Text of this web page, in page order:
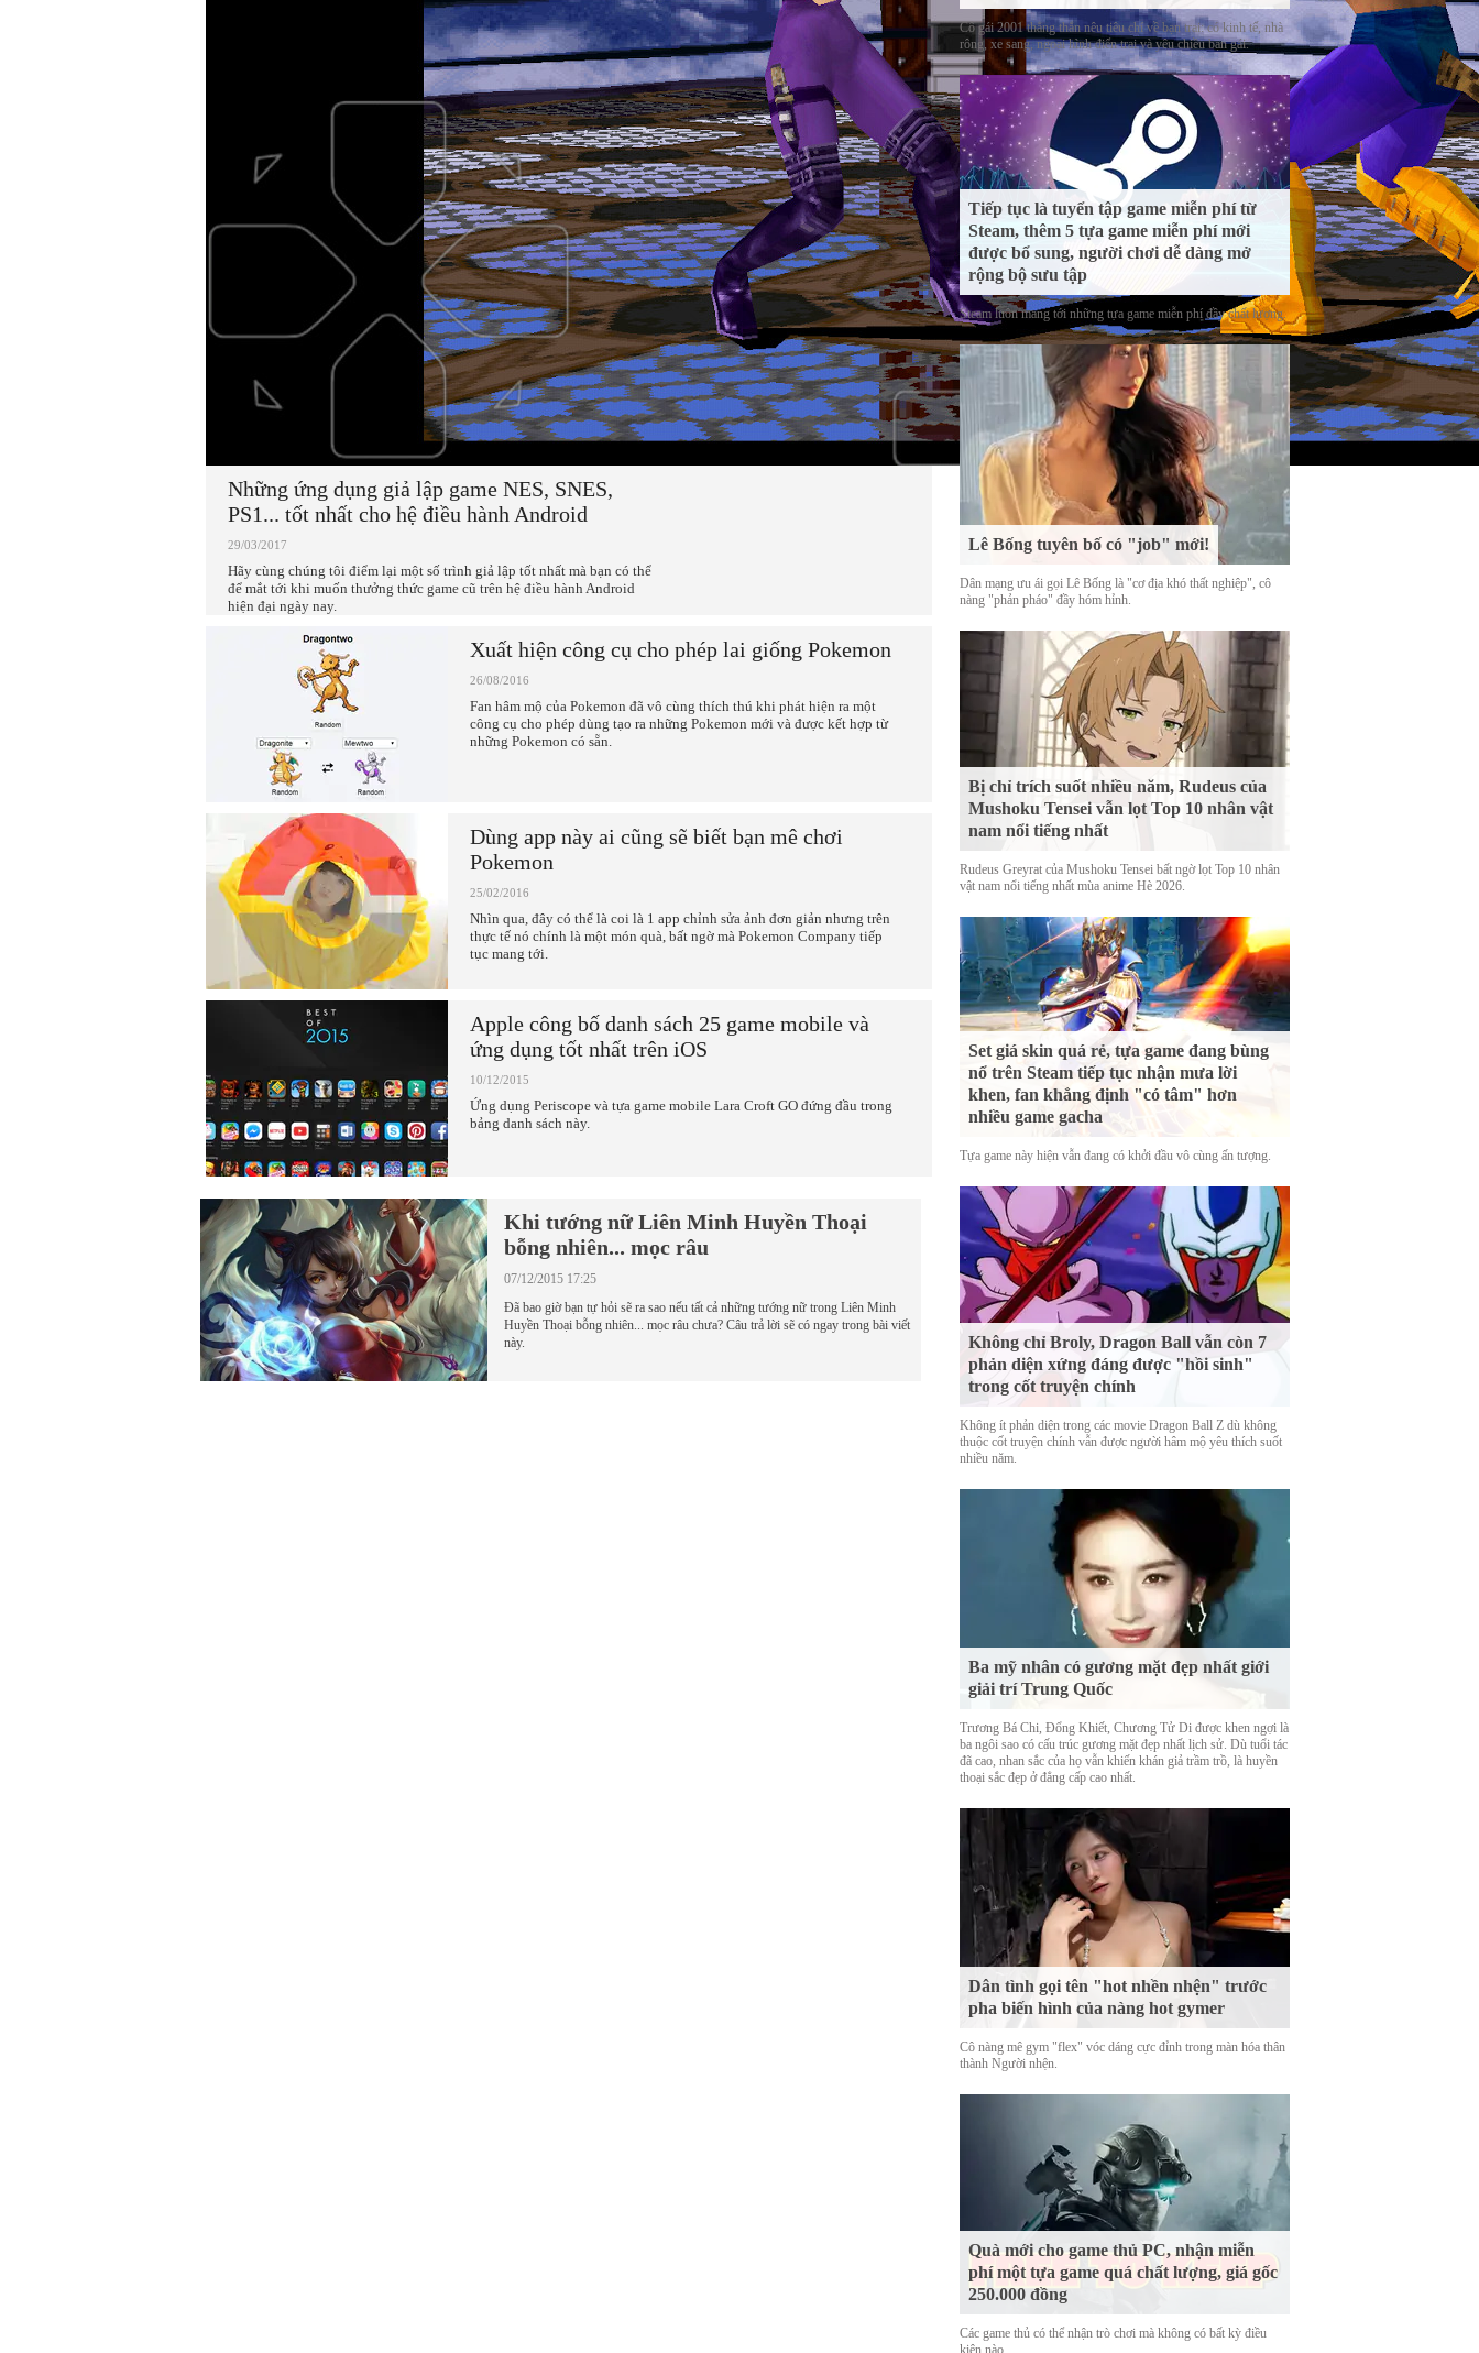
Những ứng dụng giả lập game NES, SNES,
PS1... tốt nhất cho hệ điều hành Android
29/03/2017
Hãy cùng chúng tôi điểm lại một số trình giả lập tốt nhất mà bạn có thể
để mắt tới khi muốn thưởng thức game cũ trên hệ điều hành Android
hiện đại ngày nay.
Xuất hiện công cụ cho phép lai giống Pokemon
26/08/2016
Fan hâm mộ của Pokemon đã vô cùng thích thú khi phát hiện ra một
công cụ cho phép dùng tạo ra những Pokemon mới và được kết hợp từ
những Pokemon có sẵn.
Dùng app này ai cũng sẽ biết bạn mê chơi
Pokemon
25/02/2016
Nhìn qua, đây có thể là coi là 1 app chỉnh sửa ảnh đơn giản nhưng trên
thực tế nó chính là một món quà, bất ngờ mà Pokemon Company tiếp
tục mang tới.
Apple công bố danh sách 25 game mobile và
ứng dụng tốt nhất trên iOS
10/12/2015
Ứng dụng Periscope và tựa game mobile Lara Croft GO đứng đầu trong
bảng danh sách này.
Khi tướng nữ Liên Minh Huyền Thoại
bỗng nhiên... mọc râu
07/12/2015 17:25
Đã bao giờ bạn tự hỏi sẽ ra sao nếu tất cả những tướng nữ trong Liên Minh
Huyền Thoại bỗng nhiên... mọc râu chưa? Câu trả lời sẽ có ngay trong bài viết
này.
Cô gái 2001 thẳng thắn nêu tiêu chí về bạn trai: có kinh tế, nhà
rộng, xe sang, ngoại hình điển trai và yêu chiều bạn gái.
Tiếp tục là tuyển tập game miễn phí từ
Steam, thêm 5 tựa game miễn phí mới
được bổ sung, người chơi dễ dàng mở
rộng bộ sưu tập
Steam luôn mang tới những tựa game miễn phí đầy chất lượng.
Lê Bống tuyên bố có "job" mới!
Dân mạng ưu ái gọi Lê Bống là "cơ địa khó thất nghiệp", cô
nàng "phản pháo" đầy hóm hỉnh.
Bị chỉ trích suốt nhiều năm, Rudeus của
Mushoku Tensei vẫn lọt Top 10 nhân vật
nam nổi tiếng nhất
Rudeus Greyrat của Mushoku Tensei bất ngờ lọt Top 10 nhân
vật nam nổi tiếng nhất mùa anime Hè 2026.
Set giá skin quá rẻ, tựa game đang bùng
nổ trên Steam tiếp tục nhận mưa lời
khen, fan khẳng định "có tâm" hơn
nhiều game gacha
Tựa game này hiện vẫn đang có khởi đầu vô cùng ấn tượng.
Không chỉ Broly, Dragon Ball vẫn còn 7
phản diện xứng đáng được "hồi sinh"
trong cốt truyện chính
Không ít phản diện trong các movie Dragon Ball Z dù không
thuộc cốt truyện chính vẫn được người hâm mộ yêu thích suốt
nhiều năm.
Ba mỹ nhân có gương mặt đẹp nhất giới
giải trí Trung Quốc
Trương Bá Chi, Đổng Khiết, Chương Tử Di được khen ngợi là
ba ngôi sao có cấu trúc gương mặt đẹp nhất lịch sử. Dù tuổi tác
đã cao, nhan sắc của họ vẫn khiến khán giả trầm trồ, là huyền
thoại sắc đẹp ở đẳng cấp cao nhất.
Dân tình gọi tên "hot nhền nhện" trước
pha biến hình của nàng hot gymer
Cô nàng mê gym "flex" vóc dáng cực đỉnh trong màn hóa thân
thành Người nhện.
Quà mới cho game thủ PC, nhận miễn
phí một tựa game quá chất lượng, giá gốc
250.000 đồng
Các game thủ có thể nhận trò chơi mà không có bất kỳ điều
kiện nào.